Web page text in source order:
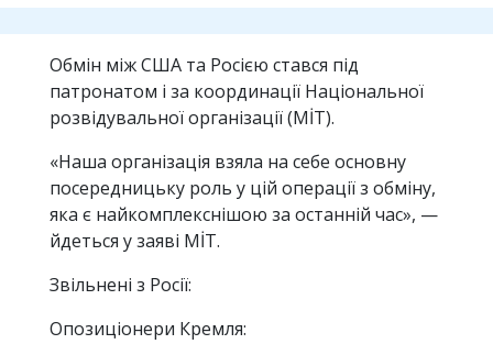
Обмін між США та Росією стався під
патронатом і за координації Національної
розвідувальної організації (MİT).
«Наша організація взяла на себе основну
посередницьку роль у цій операції з обміну,
яка є найкомплекснішою за останній час», —
йдеться у заяві MİT.
Звільнені з Росії:
Опозиціонери Кремля: